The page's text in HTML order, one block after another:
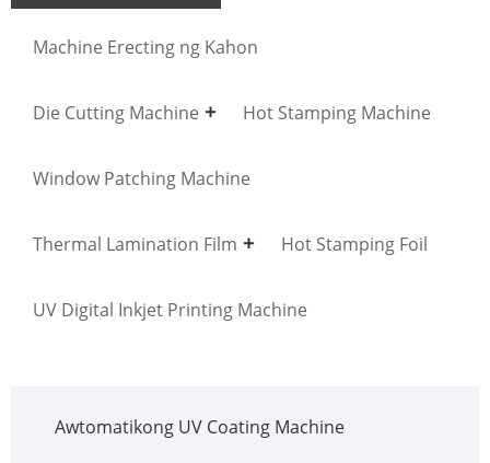
Machine Erecting ng Kahon
Die Cutting Machine Hot Stamping Machine
Window Patching Machine
Thermal Lamination Film Hot Stamping Foil
UV Digital Inkjet Printing Machine
Awtomatikong UV Coating Machine